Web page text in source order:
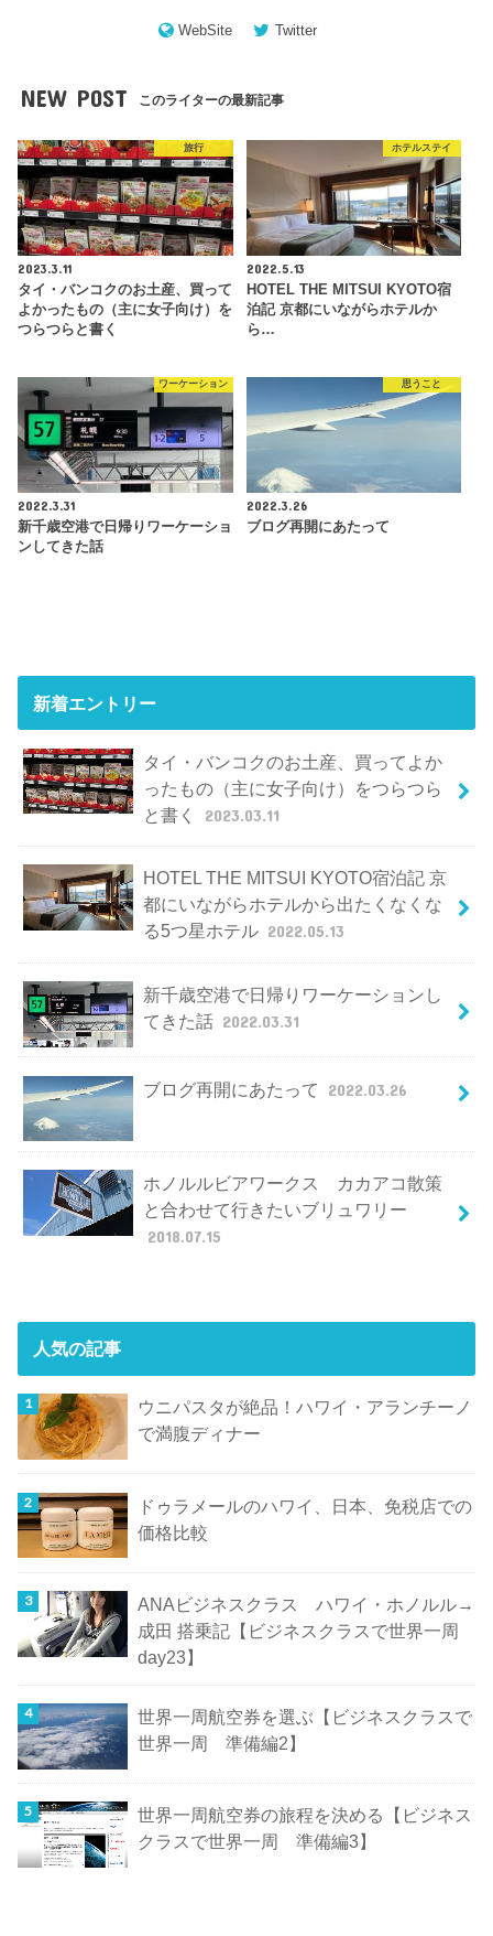
WebSite Twitter
NEW POST このライターの最新記事
旅行
2023.3.11
タイ・バンコクのお土産、買って
よかったもの（主に女子向け）を
つらつらと書く
ホテルステイ
2022.5.13
HOTEL THE MITSUI KYOTO宿
泊記 京都にいながらホテルか
ら…
ワーケーション
2022.3.31
新千歳空港で日帰りワーケーショ
ンしてきた話
思うこと
2022.3.26
ブログ再開にあたって
新着エントリー
タイ・バンコクのお土産、買ってよか
ったもの（主に女子向け）をつらつら
と書く
2023.03.11
HOTEL THE MITSUI KYOTO宿泊記 京
都にいながらホテルから出たくなくな
る5つ星ホテル 2022.05.13
新千歳空港で日帰りワーケーションし
てきた話 2022.03.31
ブログ再開にあたって 2022.03.26
ホノルルビアワークス カカアコ散策
と合わせて行きたいブリュワリー
2018.07.15
人気の記事
ウニパスタが絶品！ハワイ・アランチーノ
で満腹ディナー
ドゥラメールのハワイ、日本、免税店での
価格比較
ANAビジネスクラス ハワイ・ホノルル→
成田 搭乗記【ビジネスクラスで世界一周
day23】
世界一周航空券を選ぶ【ビジネスクラスで
世界一周 準備編2】
世界一周航空券の旅程を決める【ビジネス
クラスで世界一周 準備編3】